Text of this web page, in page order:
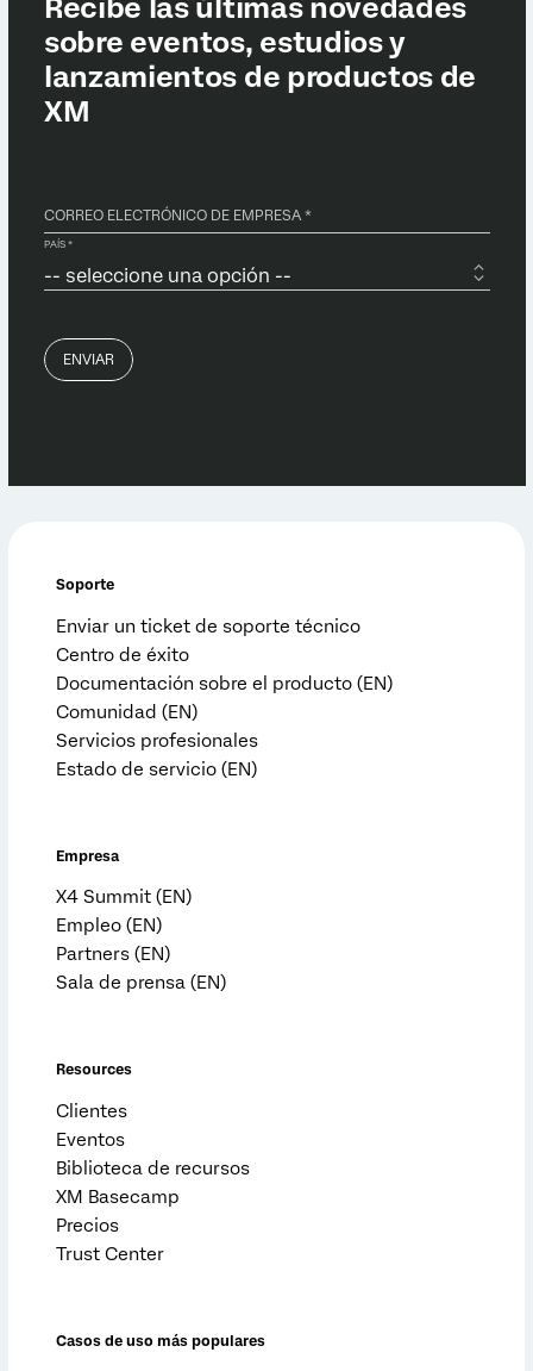
Soporte
Enviar un ticket de soporte técnico
Centro de éxito
Documentación sobre el producto (EN)
Comunidad (EN)
Servicios profesionales
Estado de servicio (EN)
Empresa
X4 Summit (EN)
Empleo (EN)
Partners (EN)
Sala de prensa (EN)
Resources
Clientes
Eventos
Biblioteca de recursos
XM Basecamp
Precios
Trust Center
Casos de uso más populares